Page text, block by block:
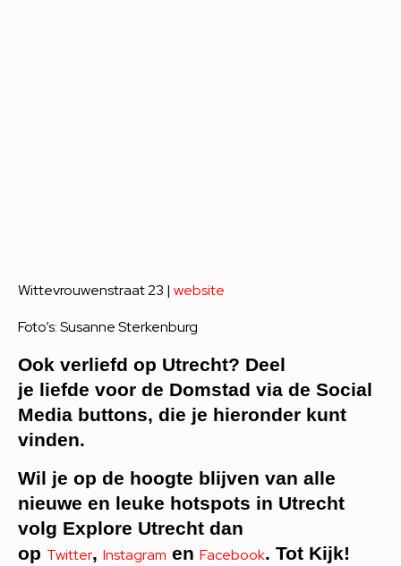
Wittevrouwenstraat 23 | website
Foto’s: Susanne Sterkenburg
Ook verliefd op Utrecht? Deel
je liefde voor de Domstad via de Social
Media buttons, die je hieronder kunt
vinden.
Wil je op de hoogte blijven van alle
nieuwe en leuke hotspots in Utrecht
volg Explore Utrecht dan
op Twitter, Instagram en Facebook. Tot Kijk!